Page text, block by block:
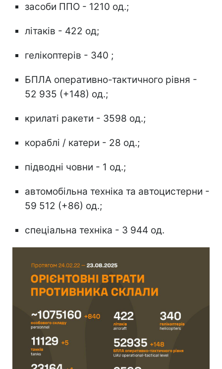
засоби ППО - 1210 од.;
літаків - 422 од;
гелікоптерів - 340 ;
БПЛА оперативно-тактичного рівня -
52 935 (+148) од.;
крилаті ракети - 3598 од.;
кораблі / катери - 28 од.;
підводні човни - 1 од.;
автомобільна техніка та автоцистерни -
59 512 (+86) од.;
спеціальна техніка - 3 944 од.